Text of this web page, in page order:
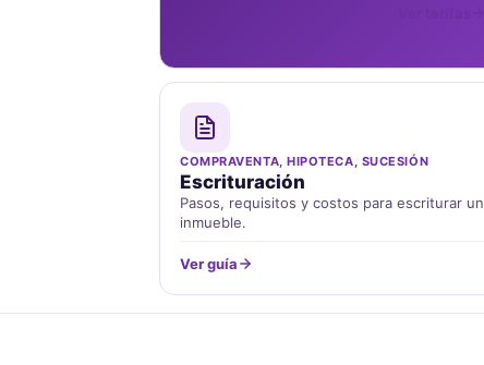
COMPRAVENTA, HIPOTECA, SUCESIÓN
Escrituración
Pasos, requisitos y costos para escriturar un
inmueble.
Ver guía